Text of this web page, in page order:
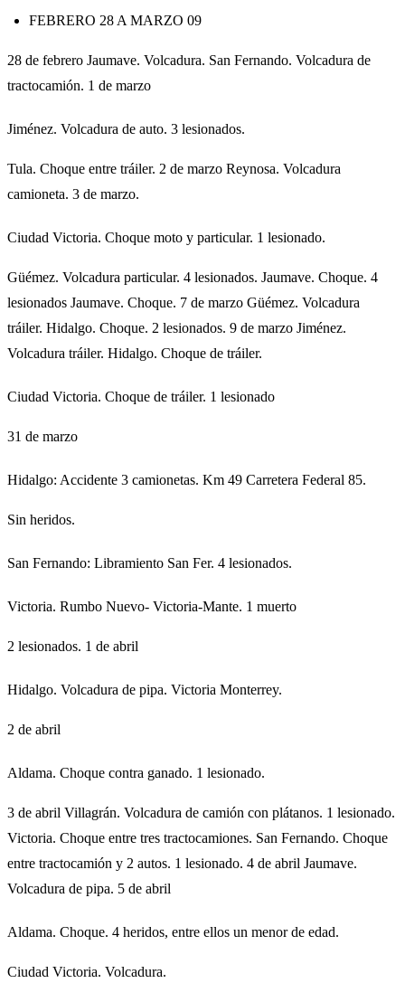
FEBRERO 28 A MARZO 09
28 de febrero Jaumave. Volcadura. San Fernando. Volcadura de
tractocamión. 1 de marzo
Jiménez. Volcadura de auto. 3 lesionados.
Tula. Choque entre tráiler. 2 de marzo Reynosa. Volcadura
camioneta. 3 de marzo.
Ciudad Victoria. Choque moto y particular. 1 lesionado.
Güémez. Volcadura particular. 4 lesionados. Jaumave. Choque. 4
lesionados Jaumave. Choque. 7 de marzo Güémez. Volcadura
tráiler. Hidalgo. Choque. 2 lesionados. 9 de marzo Jiménez.
Volcadura tráiler. Hidalgo. Choque de tráiler.
Ciudad Victoria. Choque de tráiler. 1 lesionado
31 de marzo
Hidalgo: Accidente 3 camionetas. Km 49 Carretera Federal 85.
Sin heridos.
San Fernando: Libramiento San Fer. 4 lesionados.
Victoria. Rumbo Nuevo- Victoria-Mante. 1 muerto
2 lesionados. 1 de abril
Hidalgo. Volcadura de pipa. Victoria Monterrey.
2 de abril
Aldama. Choque contra ganado. 1 lesionado.
3 de abril Villagrán. Volcadura de camión con plátanos. 1 lesionado.
Victoria. Choque entre tres tractocamiones. San Fernando. Choque
entre tractocamión y 2 autos. 1 lesionado. 4 de abril Jaumave.
Volcadura de pipa. 5 de abril
Aldama. Choque. 4 heridos, entre ellos un menor de edad.
Ciudad Victoria. Volcadura.